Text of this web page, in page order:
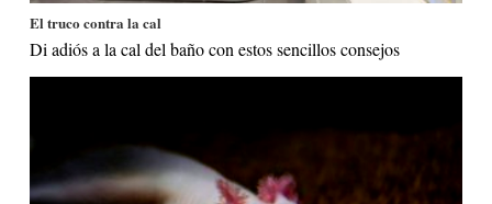
El truco contra la cal
Di adiós a la cal del baño con estos sencillos consejos